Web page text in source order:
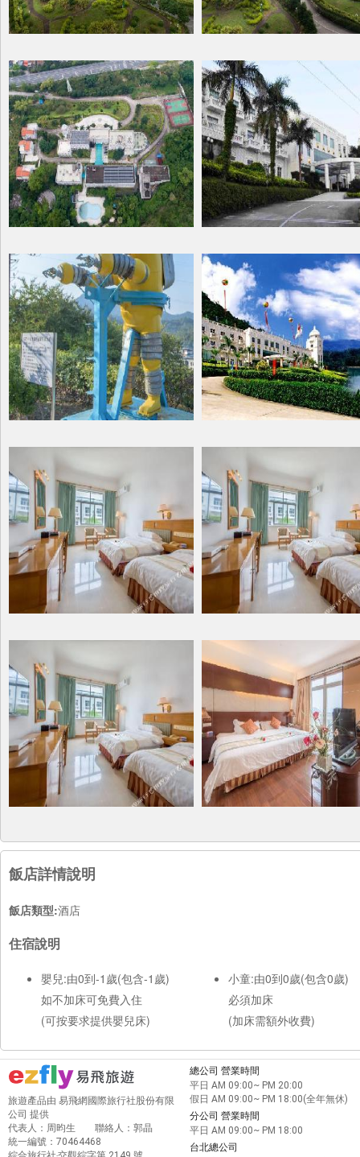
飯店詳情說明
飯店類型:酒店
住宿說明
嬰兒:由0到-1歲(包含-1歲)
如不加床可免費入住
(可按要求提供嬰兒床)
小童:由0到0歲(包含0歲)
必須加床
(加床需額外收費)